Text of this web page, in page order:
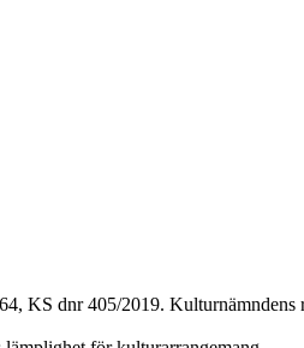
KS dnr 405/2019. Kulturnämndens